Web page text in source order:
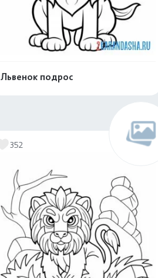
Львенок подрос
352